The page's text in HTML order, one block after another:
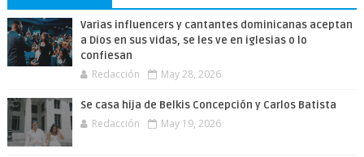
Varias influencers y cantantes dominicanas aceptan
a Dios en sus vidas, se les ve en iglesias o lo
confiesan
Redacción May 28, 2026
Se casa hija de Belkis Concepción y Carlos Batista
Redacción May 19, 2026